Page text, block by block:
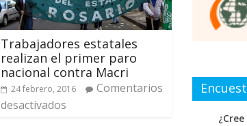
Trabajadores estatales
realizan el primer paro
nacional contra Macri
24 febrero, 2016
Comentarios
desactivados